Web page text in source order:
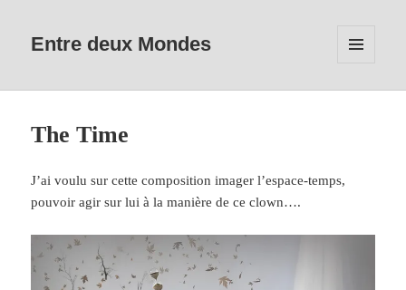
Entre deux Mondes
WIDGETS
The Time
J’ai voulu sur cette composition imager l’espace-temps,
pouvoir agir sur lui à la manière de ce clown….